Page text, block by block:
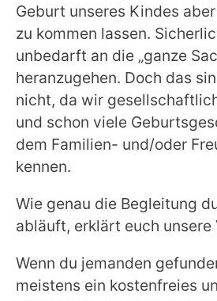
Geburt unseres Kindes
zu kommen lassen.
unbedarft an die „ganze
heranzugehen. Doch das
nicht, da wir
und schon viele
dem Familien- und/oder
kennen.
Wie genau die Begleitung
abläuft, erklärt euch unsere
Wenn du jemanden
meistens ein kostenfreies